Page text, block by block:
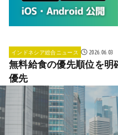
インドネシア総合ニュース 2026.06.03
無料給食の優先順位を明
優先